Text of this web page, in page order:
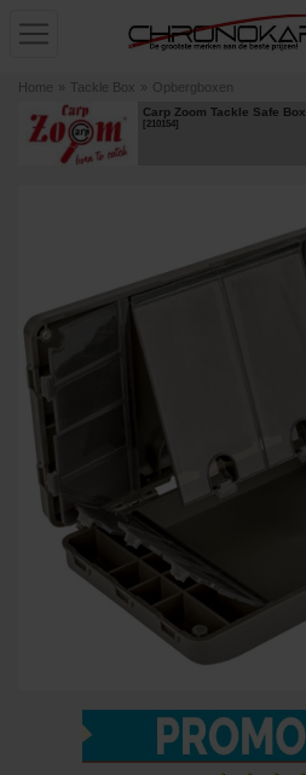
Home » Tackle Box » Opbergboxen
Carp Zoom Tackle Safe Box
[210154]